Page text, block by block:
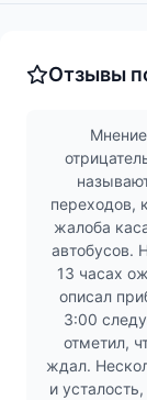
Отзывы
Мнение
переходов,
жалоба
автобусов.
13 часах
описал
3:00
отметил,
ждал.
и